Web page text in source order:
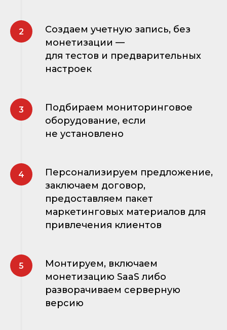
Создаем учетную запись, без
монетизации —
для тестов и предварительных
настроек
Подбираем мониторинговое
оборудование, если
не установлено
Персонализируем предложение,
заключаем договор,
предоставляем пакет
маркетинговых материалов для
привлечения клиентов
Монтируем, включаем
монетизацию SaaS либо
разворачиваем серверную
версию